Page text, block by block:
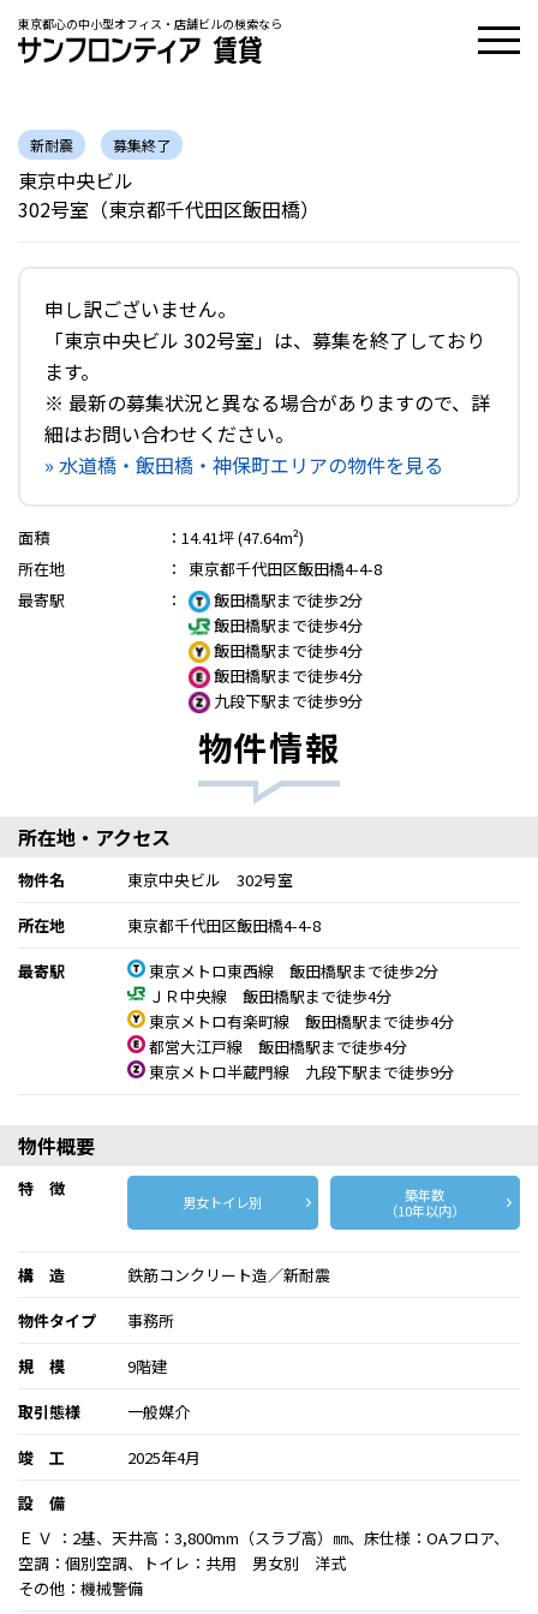
東京都心の中小型オフィス・店舗ビルの検索なら
新耐震 募集終了
東京中央ビル
302号室（東京都千代田区飯田橋）
申し訳ございません。
「東京中央ビル 302号室」は、募集を終了しており
ます。
※ 最新の募集状況と異なる場合がありますので、詳
細はお問い合わせください。
» 水道橋・飯田橋・神保町エリアの物件を見る
面積 ： 14.41坪 (47.64m²)
所在地
：
東京都千代田区飯田橋4-4-8
最寄駅
：
飯田橋駅まで徒歩2分
飯田橋駅まで徒歩4分
飯田橋駅まで徒歩4分
飯田橋駅まで徒歩4分
九段下駅まで徒歩9分
物件情報
所在地・アクセス
物件名
東京中央ビル 302号室
所在地
東京都千代田区飯田橋4-4-8
最寄駅
東京メトロ東西線 飯田橋駅まで徒歩2分
ＪＲ中央線 飯田橋駅まで徒歩4分
東京メトロ有楽町線 飯田橋駅まで徒歩4分
都営大江戸線 飯田橋駅まで徒歩4分
東京メトロ半蔵門線 九段下駅まで徒歩9分
物件概要
特 徴
男女トイレ別
築年数
（10年以内）
構 造
鉄筋コンクリート造／新耐震
物件タイプ
事務所
規 模
9階建
取引態様
一般媒介
竣 工
2025年4月
設 備
Ｅ Ｖ ：2基、天井高：3,800mm（スラブ高）㎜、床仕様：OAフロア、
空調：個別空調、トイレ：共用 男女別 洋式
その他：機械警備